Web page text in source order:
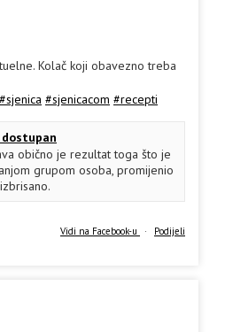
Kolač koji obavezno treba
#sjenica #sjenicacom #recepti
obično je rezultat toga što je
grupom osoba, promijenio
Vidi na Facebook-u · Podijeli